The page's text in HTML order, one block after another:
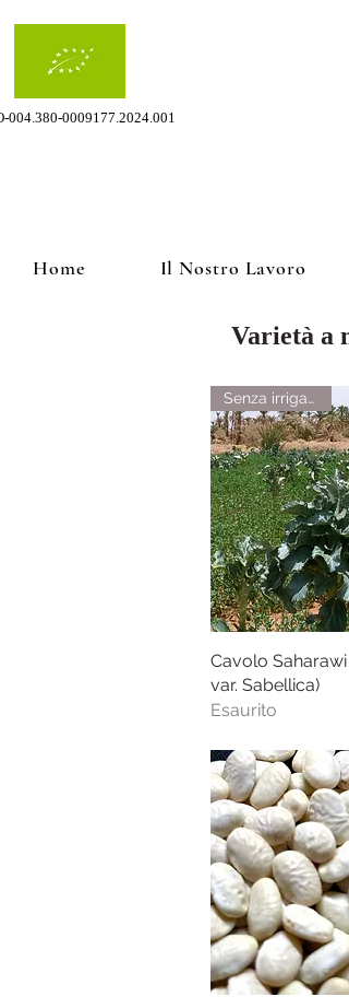
004.380-0009177.2024.001
Varietà a
Vista
Senza irrigazione!
Cavolo
var. Sabellica)
Esaurito
Home Il Nostro Lavoro